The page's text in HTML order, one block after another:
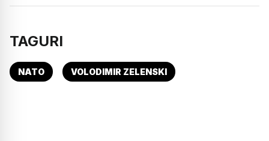
TAGURI
NATO VOLODIMIR ZELENSKI